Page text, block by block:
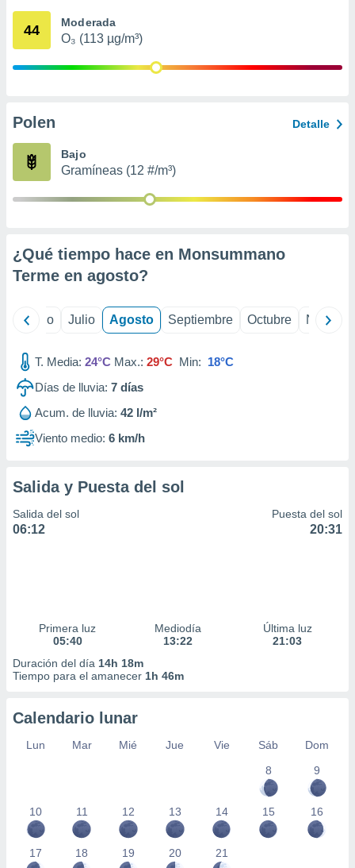
mediante
publicidad
de
44 Moderada
O₃ (113 µg/m³)
Polen Detalle
Bajo
Gramíneas (12 #/m³)
¿Qué tiempo hace en Monsummano
Terme en agosto?
Junio Julio Agosto Septiembre Octubre
T. Media: 24°C Max.: 29°C Min: 18°C
Días de lluvia: 7 días
Acum. de lluvia: 42 l/m²
Viento medio: 6 km/h
Salida y Puesta del sol
Salida del sol
06:12
Puesta del sol
20:31
Primera luz
05:40
Mediodía
13:22
Última luz
21:03
Duración del día 14h 18m
Tiempo para el amanecer 1h 46m
Calendario lunar
Lun Mar Mié Jue Vie Sáb
Dom
8
9
10 11 12 13 14 15 16
17 18 19 20 21